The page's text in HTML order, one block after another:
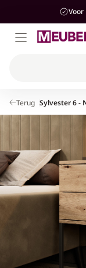
Banken & Stoelen
Kasten &
Tafels
Complete
Accessoires
Kasten &
Complete
Kasten &
Banken
Kasten &
Accessoires
Hotel-Chique
Modern
Landelijk
Japandi
Terug Sylvester 6 -